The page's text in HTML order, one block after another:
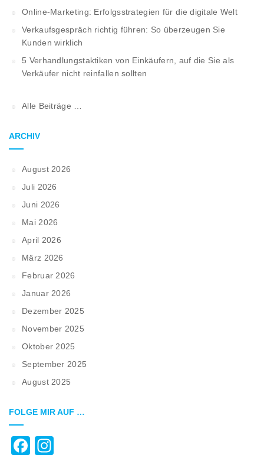
Online-Marketing: Erfolgsstrategien für die digitale Welt
Verkaufsgespräch richtig führen: So überzeugen Sie
Kunden wirklich
5 Verhandlungstaktiken von Einkäufern, auf die Sie als
Verkäufer nicht reinfallen sollten
Alle Beiträge …
ARCHIV
August 2026
Juli 2026
Juni 2026
Mai 2026
April 2026
März 2026
Februar 2026
Januar 2026
Dezember 2025
November 2025
Oktober 2025
September 2025
August 2025
FOLGE MIR AUF …
Facebook